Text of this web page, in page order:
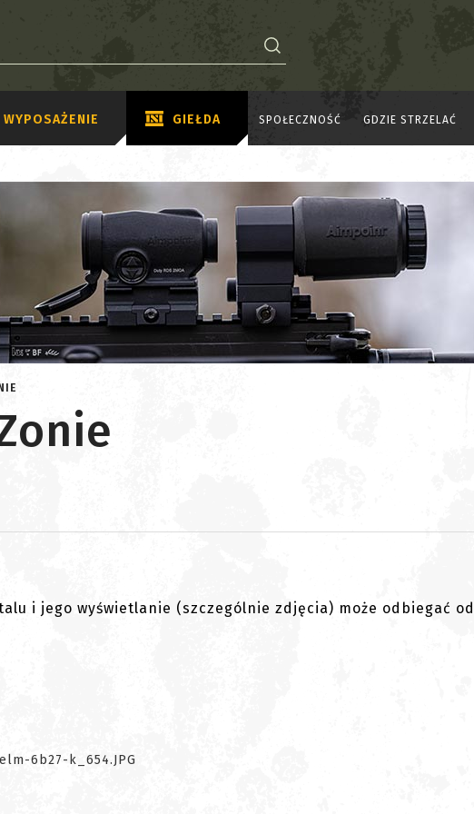
WYPOSAŻENIE GIEŁDA SPOŁECZNOŚĆ GDZIE STRZELAĆ
i jego wyświetlanie (szczególnie zdjęcia) może odbiegać od